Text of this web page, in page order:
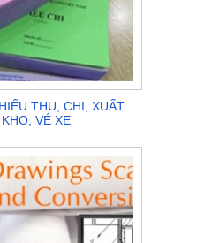
THU, CHI, XUẤT
VÉ XE